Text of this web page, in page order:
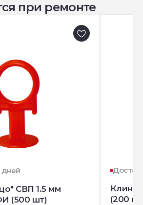
при ремонте
дней
СВП 1.5 мм
(500 шт)
Клин
(200